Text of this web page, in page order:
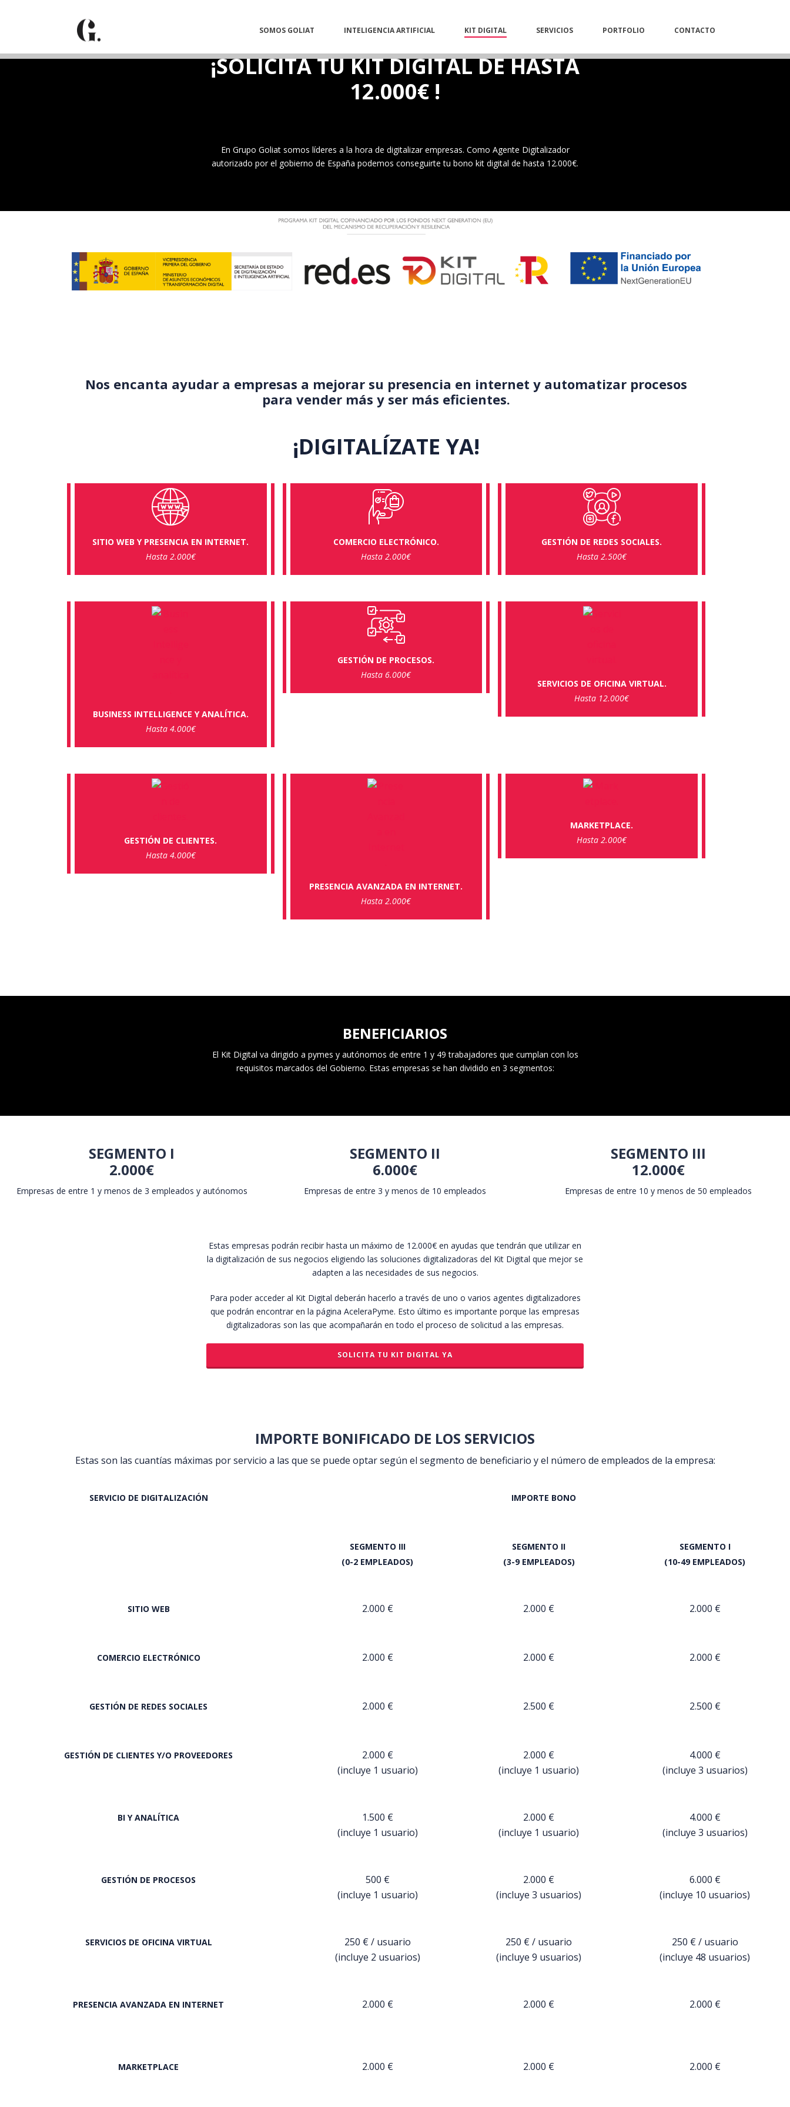
SOMOS GOLIAT INTELIGENCIA ARTIFICIAL KIT DIGITAL SERVICIOS PORTFOLIO CONTACTO
¡SOLICITA TU KIT DIGITAL DE HASTA
12.000€ !
En Grupo Goliat somos líderes a la hora de digitalizar empresas. Como Agente Digitalizador
autorizado por el gobierno de España podemos conseguirte tu bono kit digital de hasta 12.000€.
Nos encanta ayudar a empresas a mejorar su presencia en internet y automatizar procesos
para vender más y ser más eficientes.
¡DIGITALÍZATE YA!
SITIO WEB Y PRESENCIA EN INTERNET.
Hasta 2.000€
COMERCIO ELECTRÓNICO.
Hasta 2.000€
GESTIÓN DE REDES SOCIALES.
Hasta 2.500€
BUSINESS INTELLIGENCE Y ANALÍTICA.
Hasta 4.000€
GESTIÓN DE PROCESOS.
Hasta 6.000€
SERVICIOS DE OFICINA VIRTUAL.
Hasta 12.000€
GESTIÓN DE CLIENTES.
Hasta 4.000€
PRESENCIA AVANZADA EN INTERNET.
Hasta 2.000€
MARKETPLACE.
Hasta 2.000€
BENEFICIARIOS
El Kit Digital va dirigido a pymes y autónomos de entre 1 y 49 trabajadores que cumplan con los
requisitos marcados del Gobierno. Estas empresas se han dividido en 3 segmentos:
SEGMENTO I
2.000€
Empresas de entre 1 y menos de 3 empleados y autónomos
SEGMENTO II
6.000€
Empresas de entre 3 y menos de 10 empleados
SEGMENTO III
12.000€
Empresas de entre 10 y menos de 50 empleados
Estas empresas podrán recibir hasta un máximo de 12.000€ en ayudas que tendrán que utilizar en
la digitalización de sus negocios eligiendo las soluciones digitalizadoras del Kit Digital que mejor se
adapten a las necesidades de sus negocios.
Para poder acceder al Kit Digital deberán hacerlo a través de uno o varios agentes digitalizadores
que podrán encontrar en la página AceleraPyme. Esto último es importante porque las empresas
digitalizadoras son las que acompañarán en todo el proceso de solicitud a las empresas.
SOLICITA TU KIT DIGITAL YA
IMPORTE BONIFICADO DE LOS SERVICIOS
Estas son las cuantías máximas por servicio a las que se puede optar según el segmento de beneficiario y el número de empleados de la empresa:
SERVICIO DE DIGITALIZACIÓN IMPORTE BONO
SEGMENTO III
(0-2 EMPLEADOS)
SEGMENTO II
(3-9 EMPLEADOS)
SEGMENTO I
(10-49 EMPLEADOS)
SITIO WEB 2.000 € 2.000 € 2.000 €
COMERCIO ELECTRÓNICO 2.000 € 2.000 € 2.000 €
GESTIÓN DE REDES SOCIALES 2.000 € 2.500 € 2.500 €
GESTIÓN DE CLIENTES Y/O PROVEEDORES
2.000 €
(incluye 1 usuario)
2.000 €
(incluye 1 usuario)
4.000 €
(incluye 3 usuarios)
BI Y ANALÍTICA
1.500 €
(incluye 1 usuario)
2.000 €
(incluye 1 usuario)
4.000 €
(incluye 3 usuarios)
GESTIÓN DE PROCESOS
500 €
(incluye 1 usuario)
2.000 €
(incluye 3 usuarios)
6.000 €
(incluye 10 usuarios)
SERVICIOS DE OFICINA VIRTUAL
250 € / usuario
(incluye 2 usuarios)
250 € / usuario
(incluye 9 usuarios)
250 € / usuario
(incluye 48 usuarios)
PRESENCIA AVANZADA EN INTERNET 2.000 € 2.000 € 2.000 €
MARKETPLACE 2.000 € 2.000 € 2.000 €